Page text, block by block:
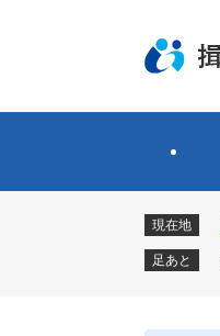
先
す
現在地
足あと